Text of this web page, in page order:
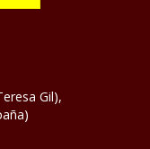
Gil),